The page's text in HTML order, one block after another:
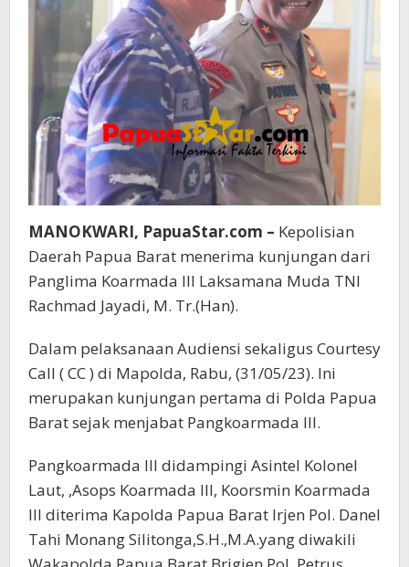
MANOKWARI, PapuaStar.com – Kepolisian
Daerah Papua Barat menerima kunjungan dari
Panglima Koarmada III Laksamana Muda TNI
Rachmad Jayadi, M. Tr.(Han).
Dalam pelaksanaan Audiensi sekaligus Courtesy
Call ( CC ) di Mapolda, Rabu, (31/05/23). Ini
merupakan kunjungan pertama di Polda Papua
Barat sejak menjabat Pangkoarmada III.
Pangkoarmada III didampingi Asintel Kolonel
Laut, ,Asops Koarmada lll, Koorsmin Koarmada
lll diterima Kapolda Papua Barat Irjen Pol. Danel
Tahi Monang Silitonga,S.H.,M.A.yang diwakili